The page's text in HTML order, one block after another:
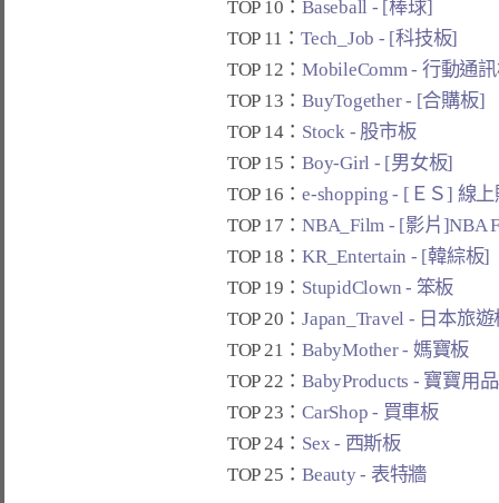
TOP 10：Baseball - [棒球]
TOP 11：Tech_Job - [科技板]
TOP 12：MobileComm - 行動通
TOP 13：BuyTogether - [合購板]
TOP 14： Stock - 股市板
TOP 15：Boy-Girl - [男女板]
TOP 16：e-shopping - [ＥＳ] 線
TOP 17：NBA_Film - [影片]NBA
TOP 18：KR_Entertain - [韓綜板]
TOP 19： StupidClown - 笨板
TOP 20：Japan_Travel - 日本旅遊
TOP 21：BabyMother - 媽寶板
TOP 22：BabyProducts - 寶寶用
TOP 23：CarShop - 買車板
TOP 24： Sex - 西斯板
TOP 25：Beauty - 表特牆